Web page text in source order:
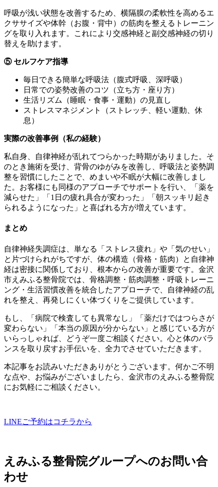
呼吸が浅い状態を改善するため、横隔膜の柔軟性を高めるエ
クササイズや体幹（お腹・背中）の筋肉を整えるトレーニン
グを取り入れます。これにより交感神経と副交感神経の切り
替えを助けます。
⑤ セルフケア指導
毎日できる簡単な呼吸法（腹式呼吸、深呼吸）
日常での姿勢改善のコツ（立ち方・座り方）
生活リズム（睡眠・食事・運動）の見直し
ストレスマネジメント（ストレッチ、軽い運動、休
息）
実際の改善事例（私の経験）
私自身、自律神経が乱れてつらかった時期がありました。そ
のとき施術を受け、背骨のゆがみを改善し、呼吸法と姿勢調
整を習慣にしたことで、めまいや不眠が大幅に改善しまし
た。お客様にも同様のアプローチでサポートを行い、「薬を
減らせた」「1日の疲れ具合が変わった」「朝スッキリ起き
られるようになった」と喜ばれる方が増えています。
まとめ
自律神経失調症は、単なる「ストレス疲れ」や「気のせい」
と片づけられがちですが、体の構造（骨格・筋肉）と自律神
経は密接に関係しており、根本からの改善が重要です。金沢
市えみふる整骨院では、骨格調整・筋肉調整・呼吸トレーニ
ング・生活習慣改善を統合したアプローチで、自律神経の乱
れを整え、再発しにくい体づくりをご提供しています。
もし、「病院で検査しても異常なし」「薬だけではつらさが
変わらない」「本当の原因が分からない」と感じている方が
いらっしゃれば、どうぞ一度ご相談ください。心と体のバラ
ンスを取り戻すお手伝いを、全力でさせていただきます。
本記事をお読みいただきありがとうございます。何かご不明
な点や、お悩みがございましたら、金沢市のえみふる整骨院
にお気軽にご相談ください。
LINEご予約はコチラから
えみふる整骨院グループへのお問い合
わせ